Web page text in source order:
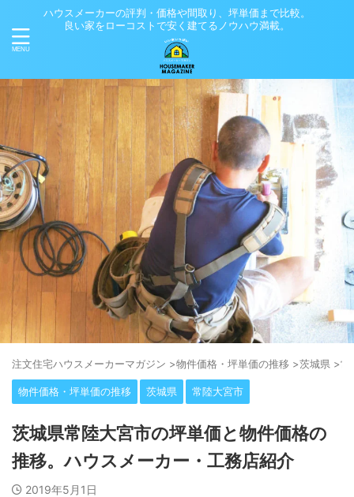
ハウスメーカーの評判・価格や間取り、坪単価まで比較。
良い家をローコストで安く建てるノウハウ満載。
注⽂住宅ハウスメーカーマガジン >物件価格・坪単価の推移 >茨城県 >常
物件価格・坪単価の推移 茨城県 常陸大宮市
茨城県常陸大宮市の坪単価と物件価格の
推移。ハウスメーカー・工務店紹介
2019年5月1日